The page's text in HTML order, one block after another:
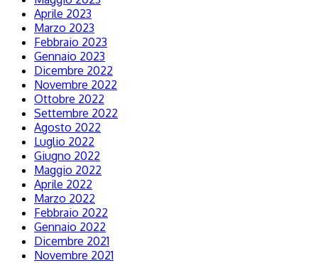
Aprile 2023
Marzo 2023
Febbraio 2023
Gennaio 2023
Dicembre 2022
Novembre 2022
Ottobre 2022
Settembre 2022
Agosto 2022
Luglio 2022
Giugno 2022
Maggio 2022
Aprile 2022
Marzo 2022
Febbraio 2022
Gennaio 2022
Dicembre 2021
Novembre 2021